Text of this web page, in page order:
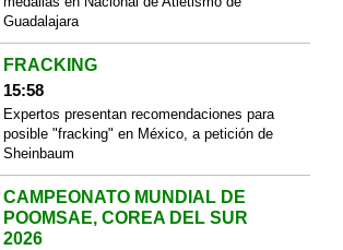
Guadalajara
FRACKING
15:58
Expertos presentan recomendaciones para
posible "fracking" en México, a petición de
Sheinbaum
CAMPEONATO MUNDIAL DE
POOMSAE, COREA DEL SUR
2026